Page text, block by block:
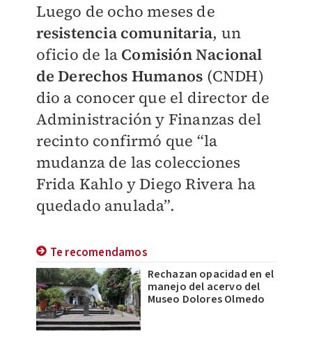
Luego de ocho meses de
resistencia comunitaria, un
oficio de la Comisión Nacional
de Derechos Humanos (CNDH)
dio a conocer que el director de
Administración y Finanzas del
recinto confirmó que “la
mudanza de las colecciones
Frida Kahlo y Diego Rivera ha
quedado anulada”.
Te recomendamos
Rechazan opacidad en el
manejo del acervo del
Museo Dolores Olmedo